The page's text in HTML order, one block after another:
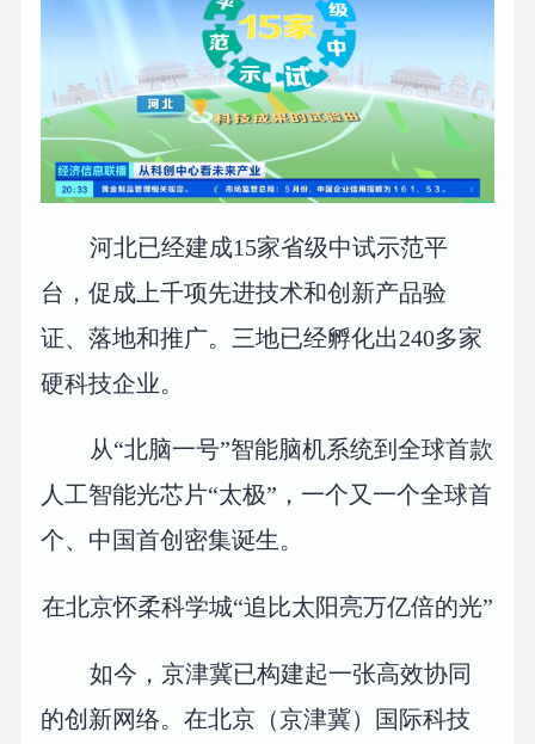
河北已经建成15家省级中试示范平
台，促成上千项先进技术和创新产品验
证、落地和推广。三地已经孵化出240多家
硬科技企业。
从“北脑一号”智能脑机系统到全球首款
人工智能光芯片“太极”，一个又一个全球首
个、中国首创密集诞生。
在北京怀柔科学城“追比太阳亮万亿倍的光”
如今，京津冀已构建起一张高效协同
的创新网络。在北京（京津冀）国际科技